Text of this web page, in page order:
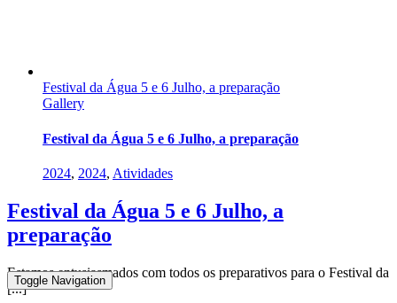
Toggle Navigation
Festival da Água 5 e 6 Julho, a preparação
Gallery
Festival da Água 5 e 6 Julho, a preparação
2024, 2024, Atividades
Festival da Água 5 e 6 Julho, a
preparação
Estamos entusiasmados com todos os preparativos para o Festival da
[...]